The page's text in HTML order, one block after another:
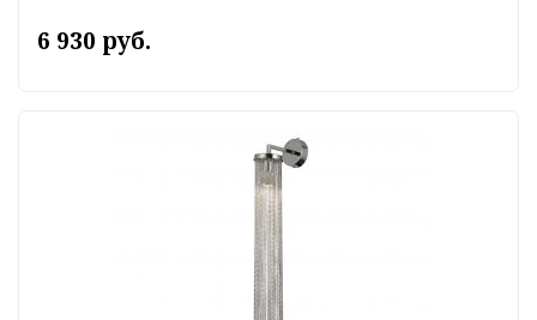
6 930 руб.